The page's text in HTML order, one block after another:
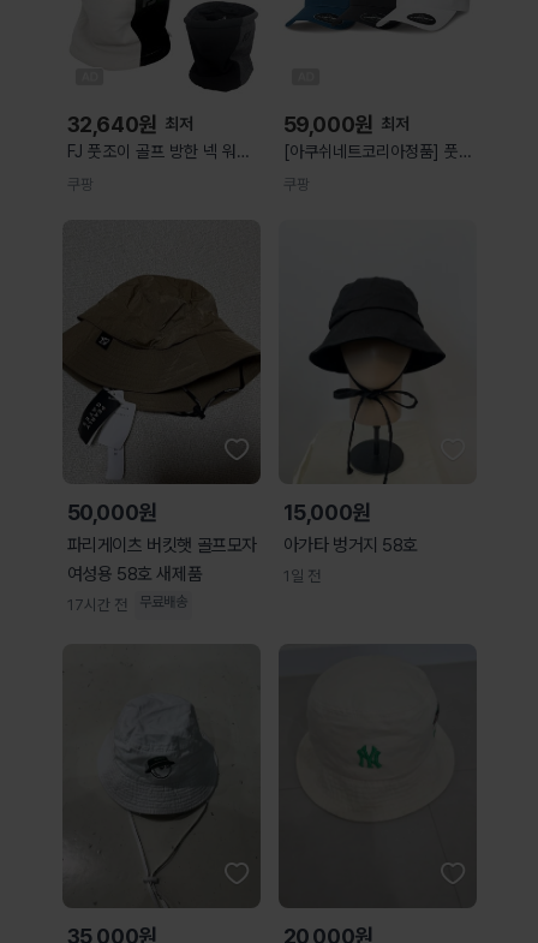
32,640원 최저
FJ 풋조이 골프 방한 넥 워머
쿠팡
59,000원 최저
[아쿠쉬네트코리아정품] 풋조
이 26년 신상품 플렉스핏 골
쿠팡
50,000원
파리게이츠 버킷햇 골프모자
여성용 58호 새제품
17시간 전 무료배송
15,000원
아가타 벙거지 58호
1일 전
35,000원 20,000원